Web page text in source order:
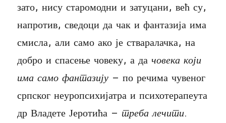
зато, нису старомодни и затуцани, већ су,
напротив, сведоци да чак и фантазија има
смисла, али само ако је стваралачка, на
добро и спасење човеку, а дачовека који
има само фантазију – по речима чувеног
српског неуропсихијатра и психотерапеута
др Владете Јеротића – треба лечити.